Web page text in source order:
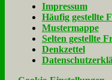
Im­pres­sum
Häu­fig ge­stell­te
Mu­ster­map­pe
Sel­ten ge­stell­te
Denk­zet­tel